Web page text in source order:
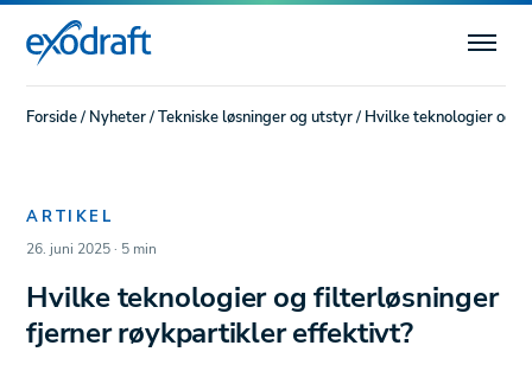
Forside/ Nyheter/Tekniske løsninger og utstyr/ Hvilke teknologier og
ARTIKEL
26. juni 2025 · 5 min
Hvilke teknologier og filterløsninger
fjerner røykpartikler effektivt?